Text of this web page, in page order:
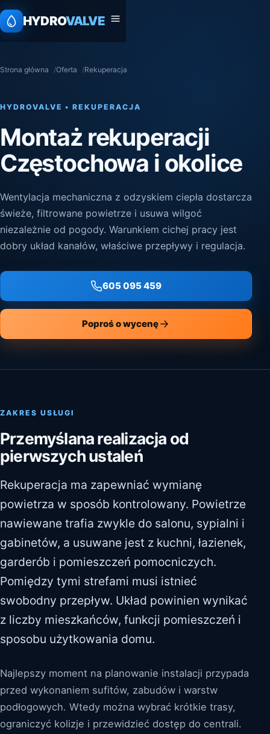
HYDROVALVE
Strona główna Oferta Rekuperacja
HYDROVALVE • REKUPERACJA
Montaż rekuperacji
Częstochowa i okolice
Wentylacja mechaniczna z odzyskiem ciepła dostarcza
świeże, filtrowane powietrze i usuwa wilgoć
niezależnie od pogody. Warunkiem cichej pracy jest
dobry układ kanałów, właściwe przepływy i regulacja.
605 095 459
Poproś o wycenę
ZAKRES USŁUGI
Przemyślana realizacja od
pierwszych ustaleń
Rekuperacja ma zapewniać wymianę
powietrza w sposób kontrolowany. Powietrze
nawiewane trafia zwykle do salonu, sypialni i
gabinetów, a usuwane jest z kuchni, łazienek,
garderób i pomieszczeń pomocniczych.
Pomiędzy tymi strefami musi istnieć
swobodny przepływ. Układ powinien wynikać
z liczby mieszkańców, funkcji pomieszczeń i
sposobu użytkowania domu.
Najlepszy moment na planowanie instalacji przypada
przed wykonaniem sufitów, zabudów i warstw
podłogowych. Wtedy można wybrać krótkie trasy,
ograniczyć kolizje i przewidzieć dostęp do centrali.